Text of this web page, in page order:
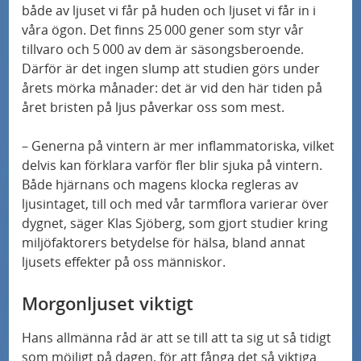
Allergier hos personer med typ 1-diabetes
spåras med världsledande utredningar
Personanpassad behandling av typ 2-diabetes
testas i unik studie
"Jag trodde att det var för bra för att vara
sant"
Samband mellan nedsatt kognitiv förmåga
och försämrad prognos vid hjärtsvikt
lika exakt som dyra och komplicerade
metoder
både av ljuset vi får på huden och ljuset vi får in i
våra ögon. Det finns 25 000 gener som styr vår
tillvaro och 5 000 av dem är säsongsberoende.
Därför är det ingen slump att studien görs under
årets mörka månader: det är vid den här tiden på
året bristen på ljus påverkar oss som mest.
– Generna på vintern är mer inflammatoriska, vilket
delvis kan förklara varför fler blir sjuka på vintern.
Både hjärnans och magens klocka regleras av
ljusintaget, till och med vår tarmflora varierar över
dygnet, säger Klas Sjöberg, som gjort studier kring
miljöfaktorers betydelse för hälsa, bland annat
ljusets effekter på oss människor.
Morgonljuset viktigt
Hans allmänna råd är att se till att ta sig ut så tidigt
som möjligt på dagen, för att fånga det så viktiga